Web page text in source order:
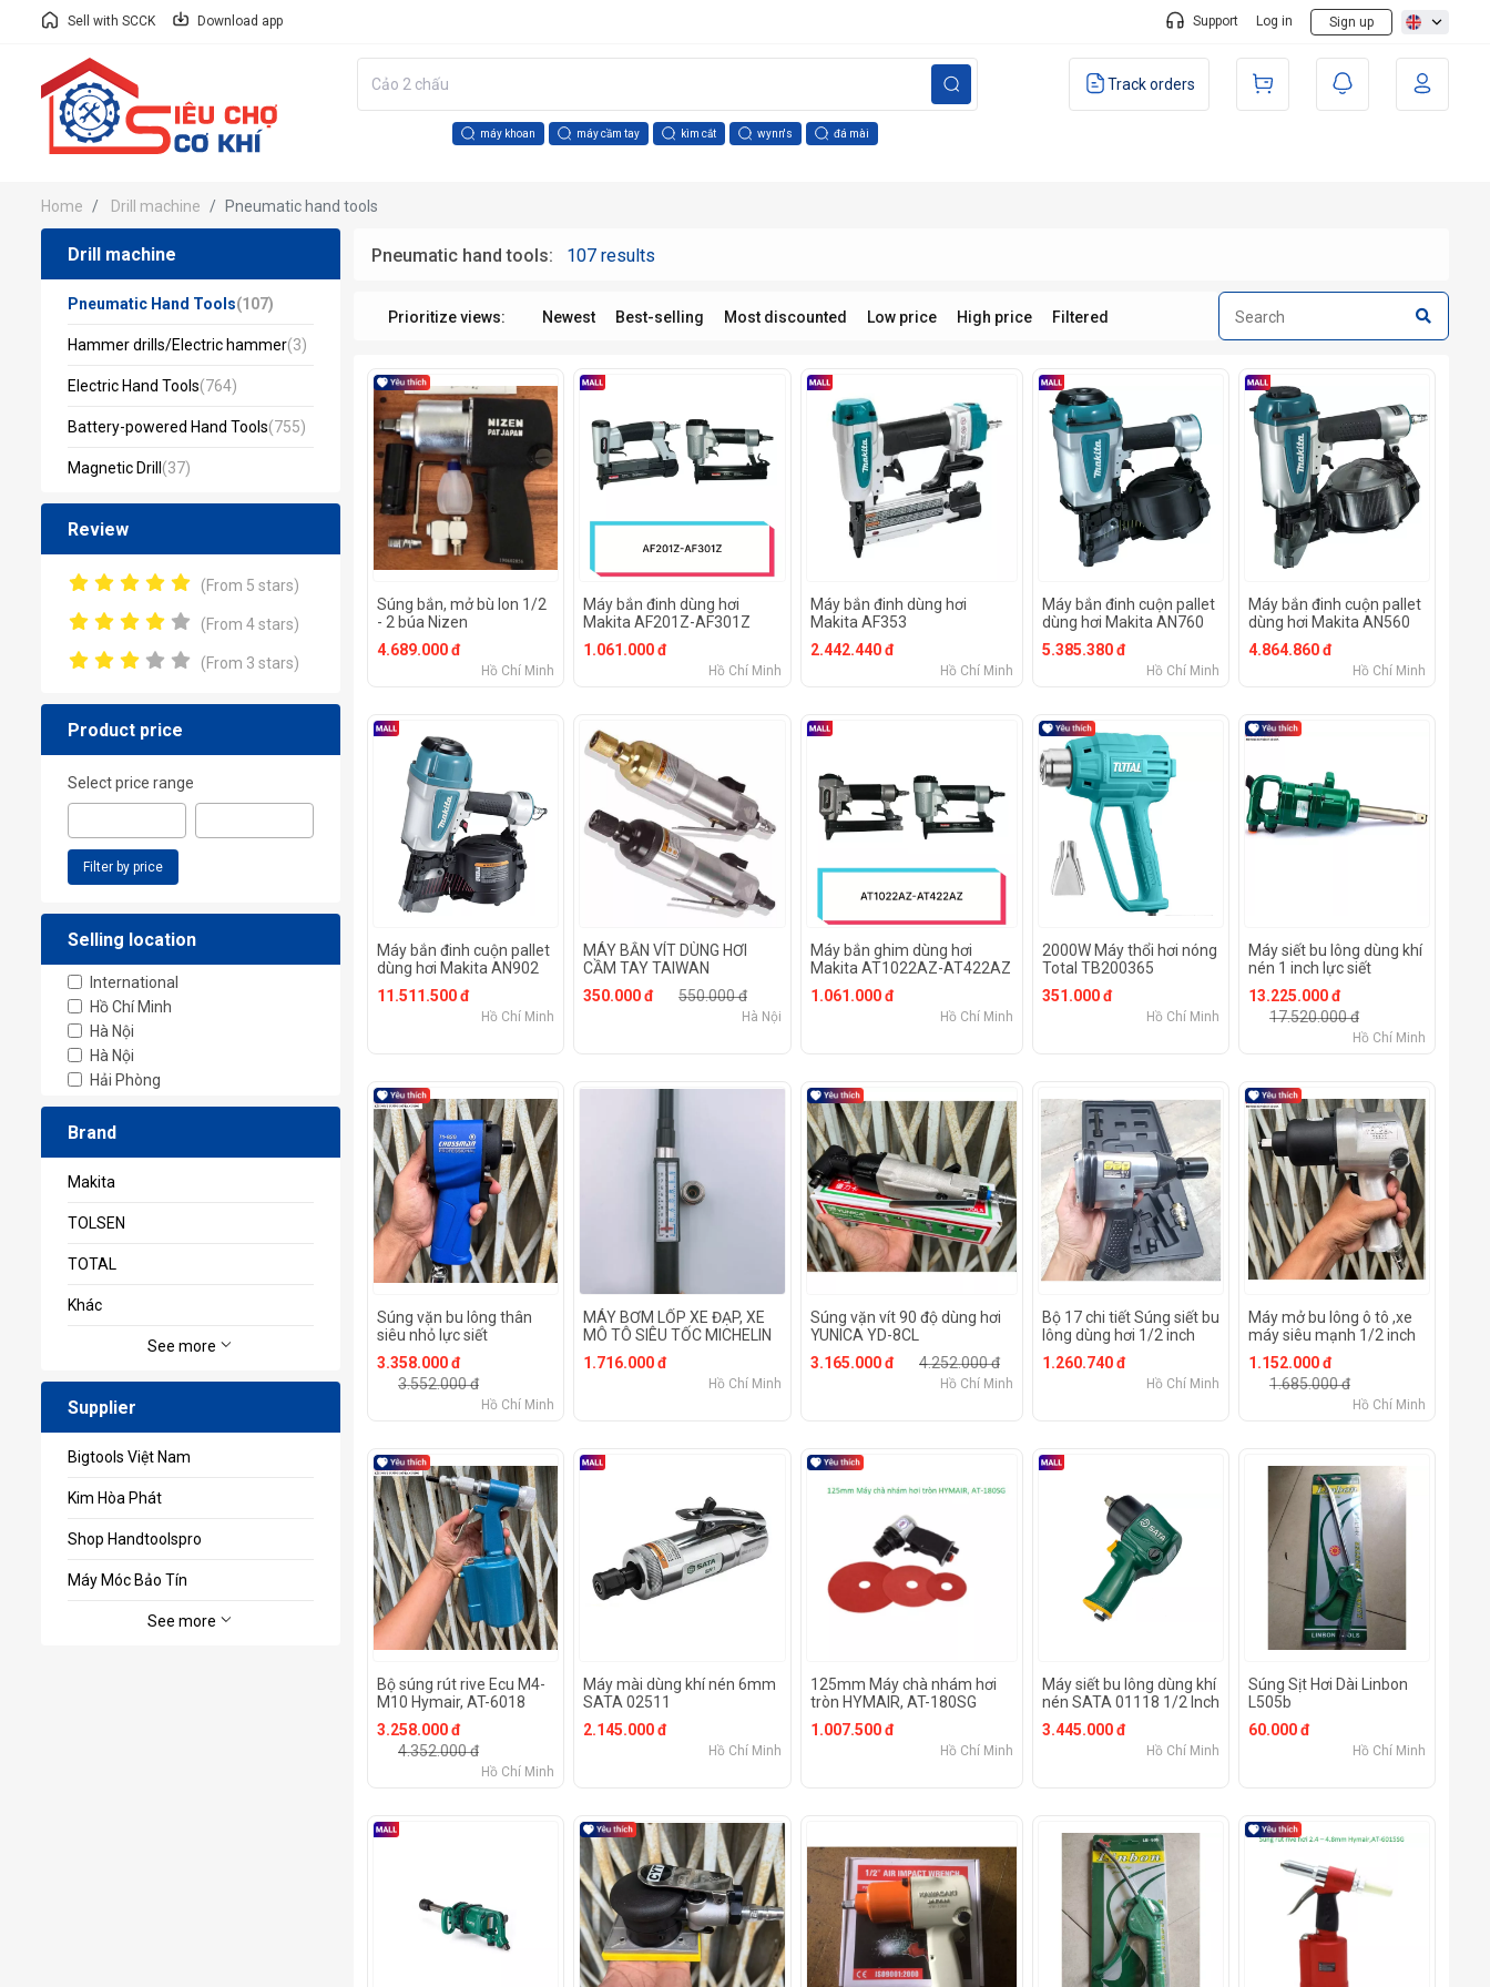
Sell with SCCK Download app Support Log in Sign up
máy khoan máy cầm tay kìm cắt wynn's đá mài
Track orders
Home Drill machine Pneumatic hand tools
Drill machine
Pneumatic Hand Tools(107)
Hammer drills/Electric hammer(3)
Electric Hand Tools(764)
Battery-powered Hand Tools(755)
Magnetic Drill (37)
Review
(From 5 stars)
(From 4 stars)
(From 3 stars)
Product price
Select price range
Filter by price
Selling location
International
Hồ Chí Minh
Hà Nội
Hà Nội
Hải Phòng
Brand
Makita
TOLSEN
TOTAL
Khác
See more
Supplier
Bigtools Việt Nam
Kim Hòa Phát
Shop Handtoolspro
Máy Móc Bảo Tín
See more
Pneumatic hand tools: 107 results
Prioritize views: Newest Best-selling Most discounted Low price High price Filtered
Súng bắn, mở bù lon 1/2
- 2 búa Nizen
4.689.000 đ
Hồ Chí Minh
Máy bắn đinh dùng hơi
Makita AF201Z-AF301Z
1.061.000 đ
Hồ Chí Minh
Máy bắn đinh dùng hơi
Makita AF353
2.442.440 đ
Hồ Chí Minh
Máy bắn đinh cuộn pallet
dùng hơi Makita AN760
5.385.380 đ
Hồ Chí Minh
Máy bắn đinh cuộn pallet
dùng hơi Makita AN560
4.864.860 đ
Hồ Chí Minh
Máy bắn đinh cuộn pallet
dùng hơi Makita AN902
11.511.500 đ
Hồ Chí Minh
MÁY BẮN VÍT DÙNG HƠI
CẦM TAY TAIWAN
350.000 đ
550.000 đ
Hà Nội
Máy bắn ghim dùng hơi
Makita AT1022AZ-AT422AZ
1.061.000 đ
Hồ Chí Minh
2000W Máy thổi hơi nóng
Total TB200365
351.000 đ
Hồ Chí Minh
Máy siết bu lông dùng khí
nén 1 inch lực siết
2.900N.m Sata 01132
13.225.000 đ
17.520.000 đ
Hồ Chí Minh
Súng vặn bu lông thân
siêu nhỏ lực siết
500FT.LB 1/2 inch
Crossman 71-820
3.358.000 đ
3.552.000 đ
Hồ Chí Minh
MÁY BƠM LỐP XE ĐẠP, XE
MÔ TÔ SIÊU TỐC MICHELIN
12320
1.716.000 đ
Hồ Chí Minh
Súng vặn vít 90 độ dùng hơi
YUNICA YD-8CL
3.165.000 đ
4.252.000 đ
Hồ Chí Minh
Bộ 17 chi tiết Súng siết bu
lông dùng hơi 1/2 inch
Tolsen 73382
1.260.740 đ
Hồ Chí Minh
Máy mở bu lông ô tô ,xe
máy siêu mạnh 1/2 inch
2 búa 1000N.m TOLSEN
73302
1.152.000 đ
1.685.000 đ
Hồ Chí Minh
Bộ súng rút rive Ecu M4-
M10 Hymair, AT-6018
3.258.000 đ
4.352.000 đ
Hồ Chí Minh
Máy mài dùng khí nén 6mm
SATA 02511
2.145.000 đ
Hồ Chí Minh
125mm Máy chà nhám hơi
tròn HYMAIR, AT-180SG
1.007.500 đ
Hồ Chí Minh
Máy siết bu lông dùng khí
nén SATA 01118 1/2 Inch
3.445.000 đ
Hồ Chí Minh
Súng Sịt Hơi Dài Linbon
L505b
60.000 đ
Hồ Chí Minh